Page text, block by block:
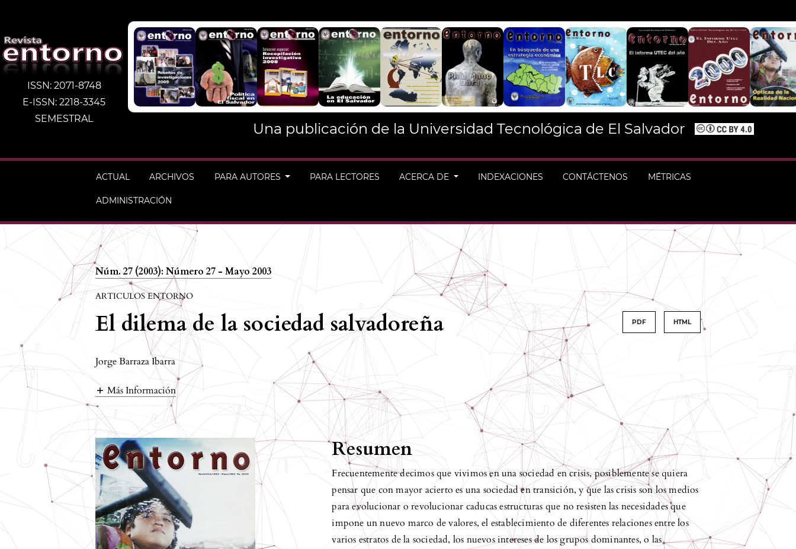
ISSN: 2071-8748
E-ISSN: 2218-3345
SEMESTRAL
Una publicación de la Universidad Tecnológica de El Salvador
ACTUAL ARCHIVOS PARA AUTORES PARA LECTORES ACERCA DE INDEXACIONES CONTÁCTENOS MÉTRICAS
ADMINISTRACIÓN
Núm. 27 (2003): Número 27 - Mayo 2003
ARTICULOS ENTORNO
El dilema de la sociedad salvadoreña PDF HTML
Jorge Barraza Ibarra
Más Información
Resumen
Frecuentemente decimos que vivimos en una sociedad en crisis, posiblemente se quiera
pensar que con mayor acierto es una sociedad en transición, y que las crisis son los medios
para evolucionar o revolucionar caducas estructuras que no resisten las necesidades que
impone un nuevo marco de valores, el establecimiento de diferentes relaciones entre los
varios estratos de la sociedad, los nuevos intereses de los grupos dominantes, o las